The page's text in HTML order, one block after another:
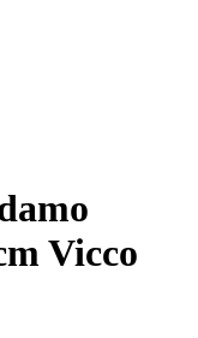
Vicco